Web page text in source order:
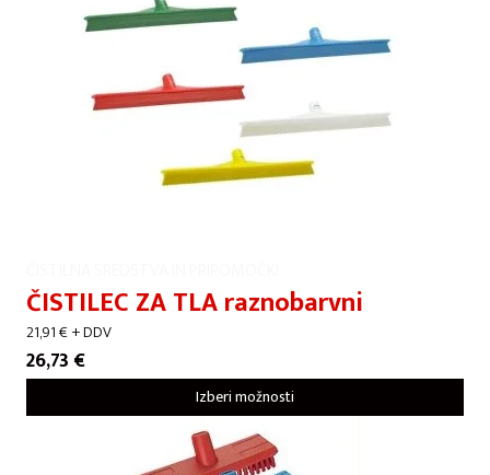
ČISTILEC ZA TLA raznobarvni
21,91€+ DDV
26,73 €
Izberi možnosti